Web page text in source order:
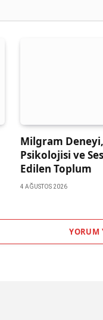
Milgram
Psikolojisi ve
Edilen Toplum
4 AĞUSTOS 2026
YORUM